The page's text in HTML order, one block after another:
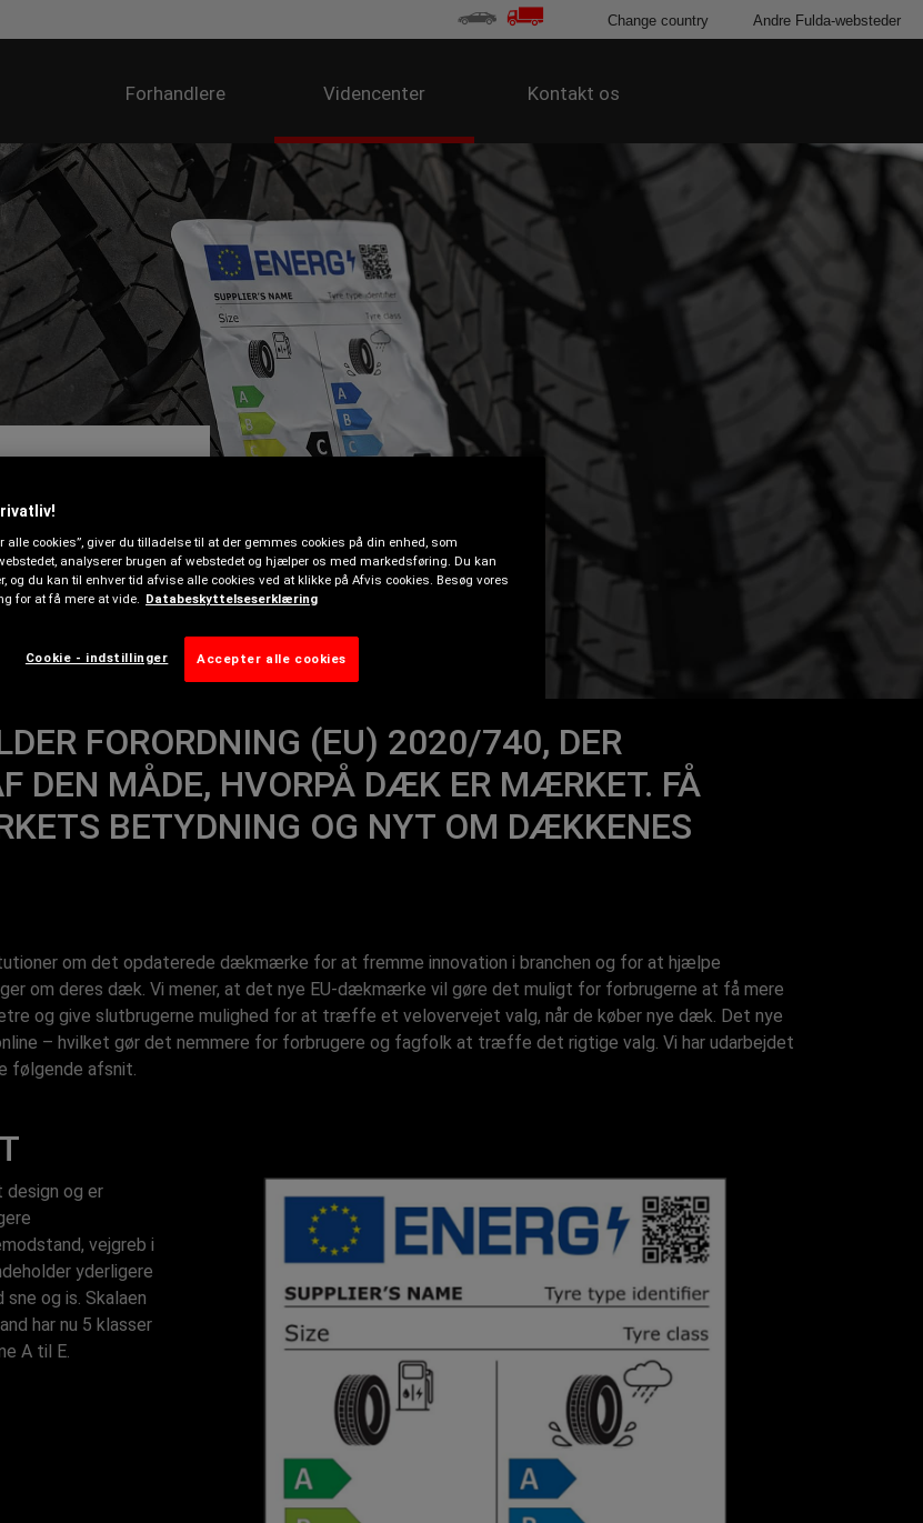
Forhandlere Videncenter Kontakt os
Change country Andre Fulda-websteder
FORORDNING (EU) 2020/740, DER
DEN MÅDE, HVORPÅ DÆK ER MÆRKET. FÅ
BETYDNING OG NYT OM DÆKKENES
om det opdaterede dækmærke for at fremme innovation i branchen og for at hjælpe
om deres dæk. Vi mener, at det nye EU-dækmærke vil gøre det muligt for forbrugerne at få mere
og give slutbrugerne mulighed for at træffe et velovervejet valg, når de køber nye dæk. Det nye
– hvilket gør det nemmere for forbrugere og fagfolk at træffe det rigtige valg. Vi har udarbejdet
følgende afsnit.
og er
vejgreb i
yderligere
og is. Skalaen
har nu 5 klasser
A til E.
alle cookies”, giver du tilladelse til at der gemmes cookies på din enhed, som
analyserer brugen af webstedet og hjælper os med markedsføring. Du kan
og du kan til enhver tid afvise alle cookies ved at klikke på Afvis cookies. Besøg vores
for at få mere at vide. Databeskyttelseserklæring
Cookie - indstillinger Accepter alle cookies